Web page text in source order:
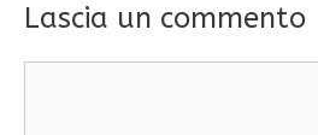
Lascia un commento